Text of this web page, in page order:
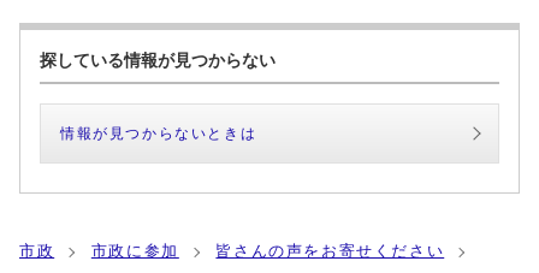
探している情報が見つからない
情報が見つからないときは
市政 市政に参加
皆さんの声をお寄せください